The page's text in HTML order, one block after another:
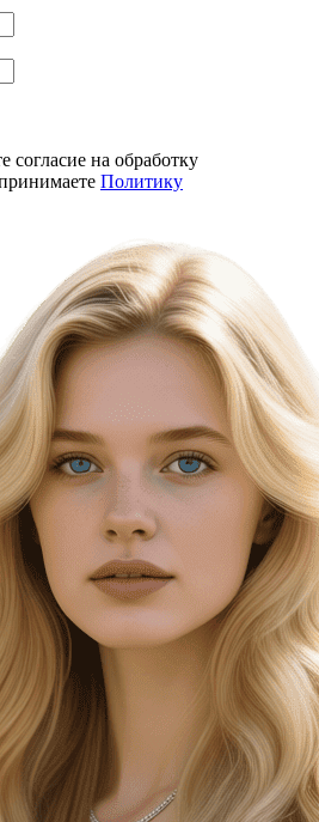
согласие на обработку
Политику